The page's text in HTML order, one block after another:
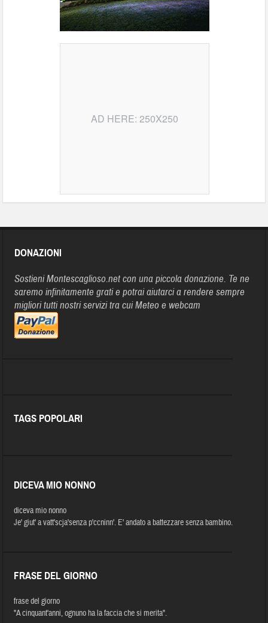
AD HERE: 250X250
DONAZIONI
Sostieni Montescaglioso.net con una piccola donazione. Te ne
saremo infinitamente grati e potrai aiutarci a rendere sempre
migliori tutti nostri servizi tra cui Meteo e webcam
TAGS POPOLARI
DICEVA MIO NONNO
diceva mio nonno
Je' giut' a vatt'scja'senza p'ccninn'. E' andato a battezzare senza bambino.
FRASE DEL GIORNO
frase del giorno
"A cinquant'anni, ognuno ha la faccia che si merita".